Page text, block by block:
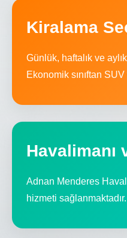
Kiralama
Günlük, haftalık ve
Ekonomik sınıftan
Havalimanı
Adnan Menderes
hizmeti